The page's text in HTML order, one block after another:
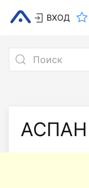
ВХОД